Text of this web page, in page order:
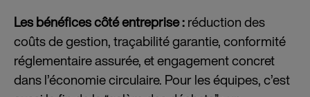
Les bénéfices côté entreprise :réduction des
coûts de gestion, traçabilité garantie, conformité
réglementaire assurée, et engagement concret
dans l’économie circulaire. Pour les équipes, c’est